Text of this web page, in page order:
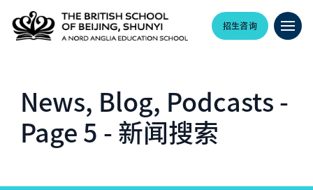
招生咨询
News, Blog, Podcasts -
Page 5 - 新闻搜索